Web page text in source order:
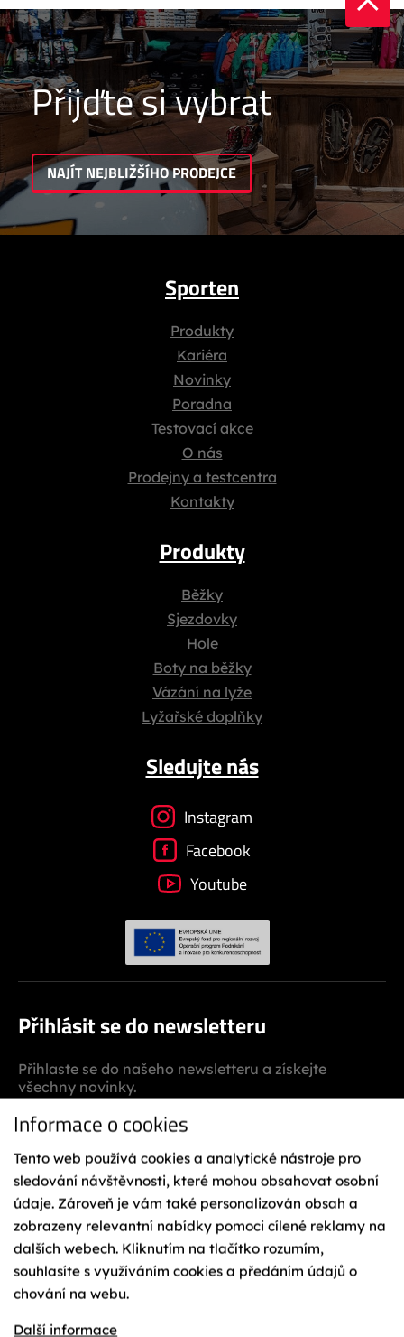
Přijďte si vybrat
NAJÍT NEJBLIŽŠÍHO PRODEJCE
Sporten
Produkty
Kariéra
Novinky
Poradna
Testovací akce
O nás
Prodejny a testcentra
Kontakty
Produkty
Běžky
Sjezdovky
Hole
Boty na běžky
Vázání na lyže
Lyžařské doplňky
Sledujte nás
Instagram
Facebook
Youtube
Přihlásit se do newsletteru
Přihlaste se do našeho newsletteru a získejte
všechny novinky.
Odesláním souhlasíte sezpracováním osobních
údajů
Informace o cookies
Tento web používá cookies a analytické nástroje pro
sledování návštěvnosti, které mohou obsahovat osobní
údaje. Zároveň je vám také personalizován obsah a
zobrazeny relevantní nabídky pomoci cílené reklamy na
dalších webech. Kliknutím na tlačítko rozumím,
souhlasíte s využíváním cookies a předáním údajů o
chování na webu.
Další informace